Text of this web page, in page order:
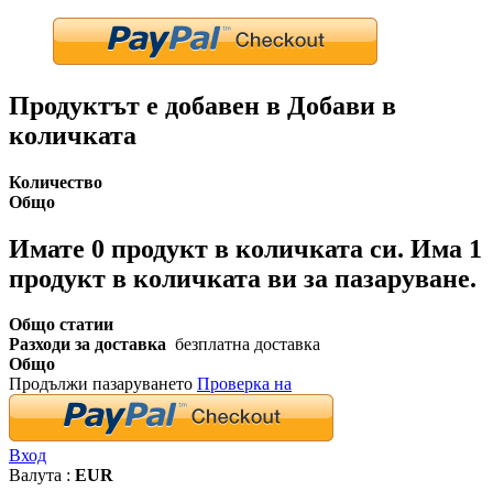
Продуктът е добавен в Добави в
количката
Количество
Общо
Имате 0 продукт в количката си. Има 1
продукт в количката ви за пазаруване.
Общо статии
Разходи за доставка безплатна доставка
Общо
Продължи пазаруването Проверка на
Вход
Валута : EUR